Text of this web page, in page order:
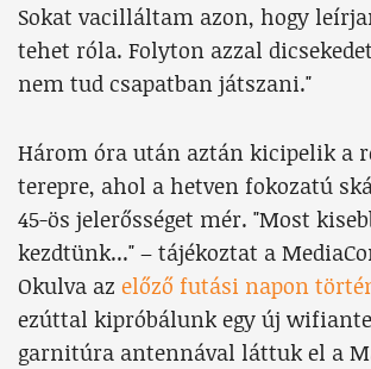
Sokat vacilláltam azon, hogy
tehet róla. Folyton azzal
nem tud csapatban játszani."
Három óra után aztán kicipelik a
terepre, ahol a hetven fokozatú
45-ös jelerősséget mér. "Most
kezdtünk..." – tájékoztat a
Okulva az előző futási napon
ezúttal kipróbálunk egy új
garnitúra antennával láttuk el a